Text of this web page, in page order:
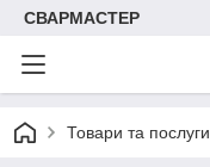
СВАРМАСТЕР
Товари та послуги